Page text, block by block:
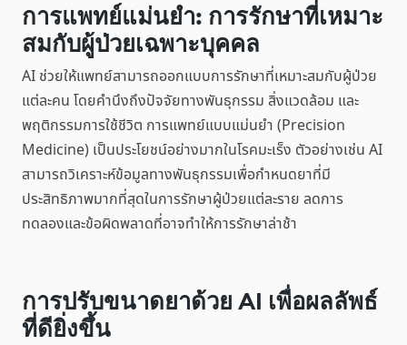
การแพทย์แม่นยำ: การรักษาที่เหมาะ
สมกับผู้ป่วยเฉพาะบุคคล
AI ช่วยให้แพทย์สามารถออกแบบการรักษาที่เหมาะสมกับผู้ป่วย
แต่ละคน โดยคำนึงถึงปัจจัยทางพันธุกรรม สิ่งแวดล้อม และ
พฤติกรรมการใช้ชีวิต การแพทย์แบบแม่นยำ (Precision
Medicine) เป็นประโยชน์อย่างมากในโรคมะเร็ง ตัวอย่างเช่น AI
สามารถวิเคราะห์ข้อมูลทางพันธุกรรมเพื่อกำหนดยาที่มี
ประสิทธิภาพมากที่สุดในการรักษาผู้ป่วยแต่ละราย ลดการ
ทดลองและข้อผิดพลาดที่อาจทำให้การรักษาล่าช้า
การปรับขนาดยาด้วย AI เพื่อผลลัพธ์
ที่ดียิ่งขึ้น